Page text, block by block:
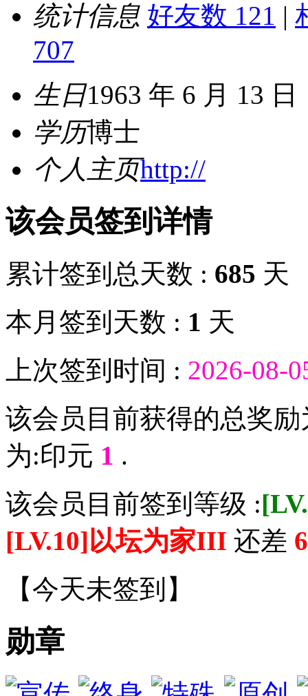
统计信息 好友数 121 |
707
生日1963 年 6 月 13 日
学历博士
个人主页http://
该会员签到详情
累计签到总天数 : 685 天
本月签到天数 : 1 天
上次签到时间 : 2026-08-
该会员目前获得的总奖
为:印元 1 .
该会员目前签到等级 :
[LV.10]以坛为家III 还差
【今天未签到 】
勋章